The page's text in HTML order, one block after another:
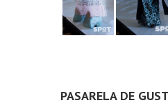
PASARELA DE